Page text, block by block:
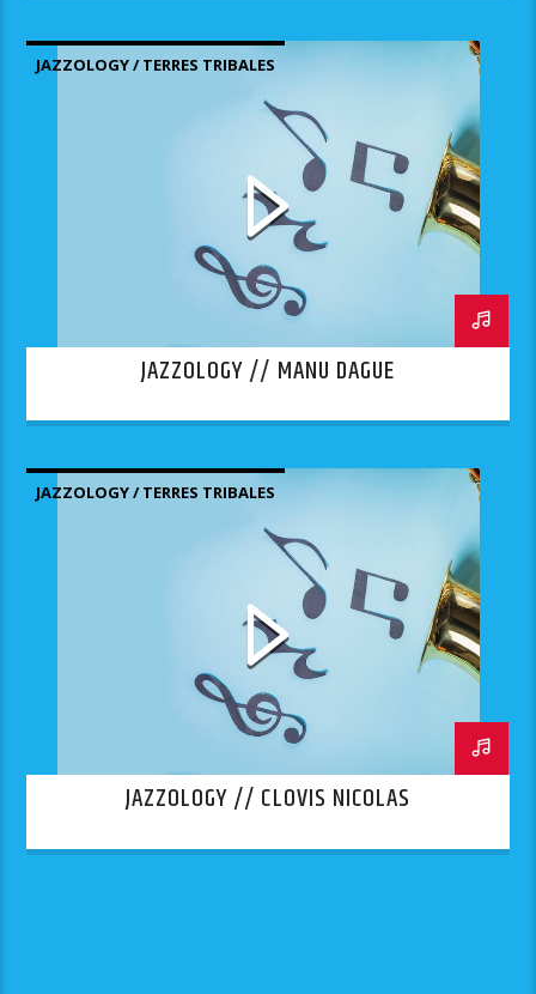
JAZZOLOGY / TERRES TRIBALES
JAZZOLOGY // MANU DAGUE
JAZZOLOGY / TERRES TRIBALES
JAZZOLOGY // CLOVIS NICOLAS